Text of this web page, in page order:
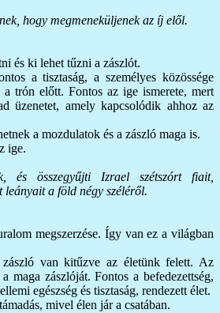
hogy megmeneküljenek az íj elől.
és ki lehet tűzni a zászlót.
a tisztaság, a személyes közössége
trón előtt. Fontos az ige ismerete, mert
üzenetet, amely kapcsolódik ahhoz az
a mozdulatok és a zászló maga is.
ige.
és összegyűjti Izrael szétszórt fiait,
leányait a föld négy széléről.
megszerzése. Így van ez a világban
van kitűzve az életünk felett. Az
maga zászlóját. Fontos a befedezettség,
egészség és tisztaság, rendezett élet.
mivel élen jár a csatában.